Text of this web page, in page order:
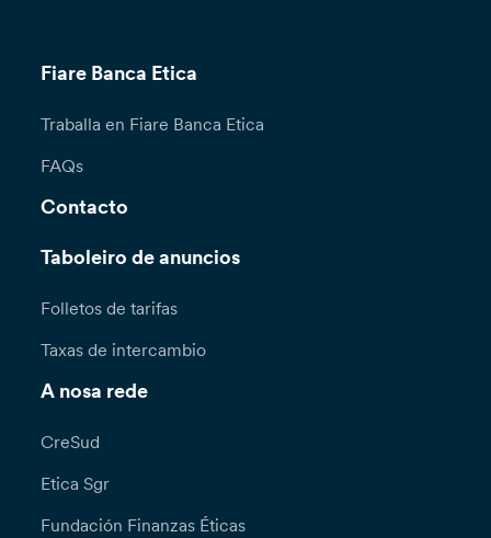
Fiare Banca Etica
Traballa en Fiare Banca Etica
FAQs
Contacto
Taboleiro de anuncios
Folletos de tarifas
Taxas de intercambio
A nosa rede
CreSud
Etica Sgr
Fundación Finanzas Éticas